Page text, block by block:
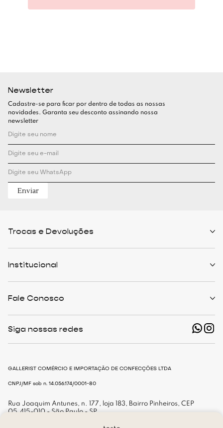
Newsletter
Cadastre-se para ficar por dentro de todas as nossas
novidades. Garanta seu desconto assinando nossa
newsletter
Enviar
Trocas e Devoluções
Formas de Pagamento
Cashback
Institucional
The Outlist
Nossas Lojas
Trabalhe Conosco
Fale Conosco
shop@gallerist.com.br
Siga nossas redes
GALLERIST COMÉRCIO E IMPORTAÇÃO DE CONFECÇÕES LTDA
CNPJ/MF sob n. 14.056.174/0001-80
Rua Joaquim Antunes, n. 177, loja 183, Bairro Pinheiros, CEP
05.415-010 - São Paulo - SP